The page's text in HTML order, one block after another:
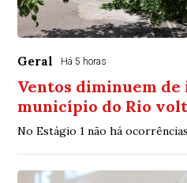
Geral Há 5 horas
Ventos diminuem de
município do Rio
No Estágio 1 não há